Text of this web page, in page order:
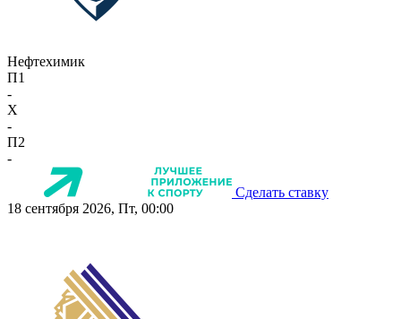
Нефтехимик
П1
-
X
-
П2
-
Сделать ставку
18 сентября 2026, Пт, 00:00